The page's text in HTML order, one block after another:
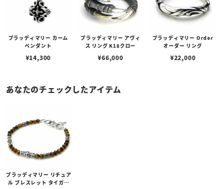
ブラッディマリー カーム
ペンダント
¥14,300
ブラッディマリー アヴィ
ス リング K18クロー
¥66,000
ブラッディマリー Order
オーダー リング
¥22,000
あなたのチェックしたアイテム
ブラッディマリー リチュア
ル ブレスレット タイガー